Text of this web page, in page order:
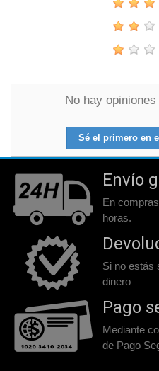
No hay
Sé el primero en
Envío
En
horas.
Si no estás
dinero
Pago
Mediante
de Pago